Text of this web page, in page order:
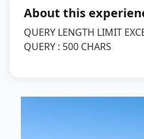
About this
QUERY LENGTH LIMIT
QUERY : 500 CHARS